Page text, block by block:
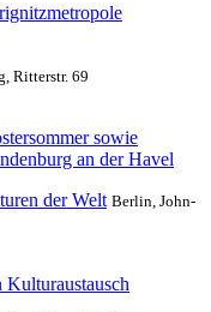
Ritterstr. 69
sowie
an der Havel
der Welt Berlin, John-